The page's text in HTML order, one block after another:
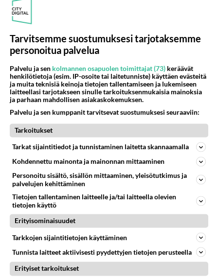
RESEPTIT
Paholaisen hillo on ärhäkkä
tapaus.
Lihapullat on kotiruokien
ykkönen!
Lasagnen kotimaa on Italia,
suomalaisessa kotikeittiössä.
Buon appetito!
kouluajoilta.
Lanttulaatikko on joulupöydän
klassikko.
Tarvitsemme suostumuksesi tarjotaksemme
personoitua palvelua
Palvelu ja sen kolmannen osapuolen toimittajat (73) keräävät
henkilötietoja (esim. IP-osoite tai laitetunniste) käyttäen evästeitä
ja muita teknisiä keinoja tietojen tallentamiseen ja lukemiseen
laitteellasi tarjotakseen sinulle tarkoituksenmukaisia mainoksia
ja parhaan mahdollisen asiakaskokemuksen.
Palvelu ja sen kumppanit tarvitsevat suostumuksesi seuraaviin:
Tarkoitukset
Tarkat sijaintitiedot ja tunnistaminen laitetta skannaamalla
Kohdennettu mainonta ja mainonnan mittaaminen
Personoitu sisältö, sisällön mittaaminen, yleisötutkimus ja
palvelujen kehittäminen
Tietojen tallentaminen laitteelle ja/tai laitteella olevien
tietojen käyttö
Erityisominaisuudet
Tarkkojen sijaintitietojen käyttäminen
Tunnista laitteet aktiivisesti pyydettyjen tietojen perusteella
Erityiset tarkoitukset